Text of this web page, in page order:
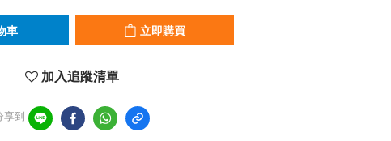
車 立即購買
加入追蹤清單
享到